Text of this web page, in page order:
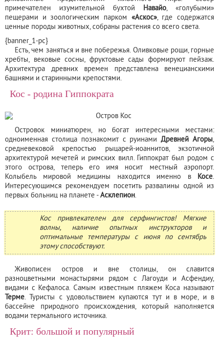
примечателен изумительной бухтой Навайо, «голубыми»
пещерами и зоологическим парком «Аскос», где содержатся
ценные породы животных, собраны растения со всего света.
{banner_1-pc}
Есть, чем заняться и вне побережья. Оливковые рощи, горные
хребты, вековые сосны, фруктовые сады формируют пейзаж.
Архитектура древних времен представлена венецианскими
башнями и старинными крепостями.
Кос - родина Гиппократа
Островок миниатюрен, но богат интересными местами:
одноименная столица познакомит с руинамиДревней Агоры,
средневековой крепостью рыцарей-иоаннитов, экзотичной
архитектурой мечетей и римских вилл. Гиппократ был родом с
этого острова, теперь его имя носит местный аэропорт.
Колыбель мировой медицины находится именно в Косе.
Интересующимся рекомендуем посетить развалины одной из
первых больниц на планете -Асклепион.
Кос привлекателен для серфингистов! Мягкие
волны, наличие опытных инструкторов и
оптимальные температуры с июня по сентябрь
этому способствуют.
Живописен остров и вне столицы, он славится
разноцветными монастырями рядом с Лагоуди и Асфендиу,
видами с Кефалоса. Самым известным пляжем Коса называют
Терме. Туристы с удовольствием купаются тут и в море, и в
бассейне природного происхождения, который наполняется
водами термального источника.
Крит: большой и популярный